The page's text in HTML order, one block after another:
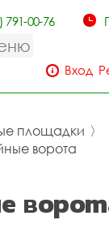
791-00-76
Вход
площадки 〉
ворота